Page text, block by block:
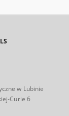
w Lubinie
Curie 6